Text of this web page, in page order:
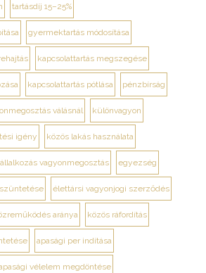
tartásdíj 15–25%
gyermektartás módosítása
kapcsolattartás megszegése
kapcsolattartás pótlása pénzbírság
válásnál különvagyon
igény közös lakás használata
vagyonmegosztás egyezség
élettársi vagyonjogi szerződés
aránya közös ráfordítás
apasági per indítása
vélelem megdöntése